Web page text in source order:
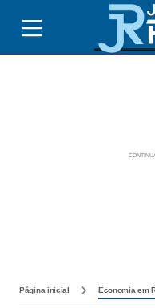
Página inicial Economia em